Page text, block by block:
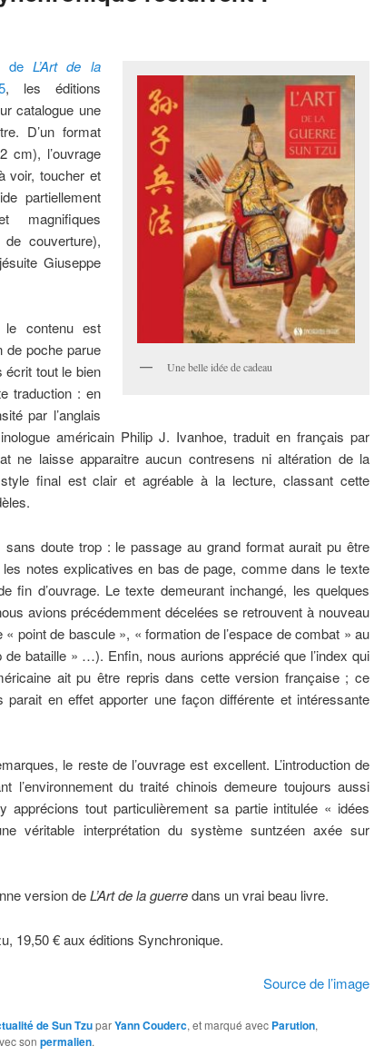
Une belle idée de cadeau
de L’Art de la
, les éditions
catalogue une
D’un format
cm), l’ouvrage
voir, toucher et
partiellement
magnifiques
couverture),
Giuseppe
le contenu est
de poche parue
écrit tout le bien
traduction : en
par l’anglais
américain Philip J. Ivanhoe, traduit en français par
ne laisse apparaitre aucun contresens ni altération de la
final est clair et agréable à la lecture, classant cette
doute trop : le passage au grand format aurait pu être
les notes explicatives en bas de page, comme dans le texte
fin d’ouvrage. Le texte demeurant inchangé, les quelques
avions précédemment décelées se retrouvent à nouveau
point de bascule », « formation de l’espace de combat » au
bataille » …). Enfin, nous aurions apprécié que l’index qui
ait pu être repris dans cette version française ; ce
parait en effet apporter une façon différente et intéressante
le reste de l’ouvrage est excellent. L’introduction de
l’environnement du traité chinois demeure toujours aussi
apprécions tout particulièrement sa partie intitulée « idées
véritable interprétation du système suntzéen axée sur
version deL’Art de la guerredans un vrai beau livre.
19,50 € aux éditions Synchronique.
Source de l’image
de Sun TzuparYann Couderc, et marqué avec Parution,
son permalien.